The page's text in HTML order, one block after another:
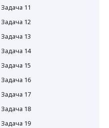
Задача 11
Задача 12
Задача 13
Задача 14
Задача 15
Задача 16
Задача 17
Задача 18
Задача 19